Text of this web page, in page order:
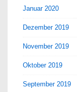
Januar 2020
Dezember 2019
November 2019
Oktober 2019
September 2019